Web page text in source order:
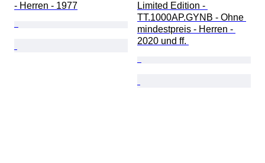
- Herren - 1977
Limited Edition -
TT.1000AP.GYNB - Ohne
mindestpreis - Herren -
2020 und ff.